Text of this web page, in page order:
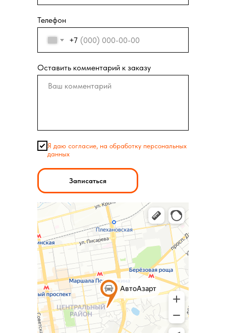
Телефон
+7
Оставить комментарий к заказу
Я даю согласие, на обработку персональных
данных
Записаться